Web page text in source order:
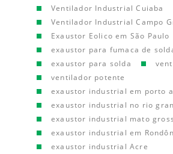
Ventilador Industrial Cuiaba
Ventilador Industrial Campo
Exaustor Eolico em São Paulo
exaustor para fumaca de
exaustor para solda
ventilador potente
exaustor industrial em porto
exaustor industrial no rio
exaustor industrial mato
exaustor industrial em
exaustor industrial Acre